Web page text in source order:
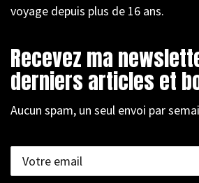
voyage depuis plus de 16 ans.
Recevez ma
derniers articles et
Aucun spam, un seul envoi par